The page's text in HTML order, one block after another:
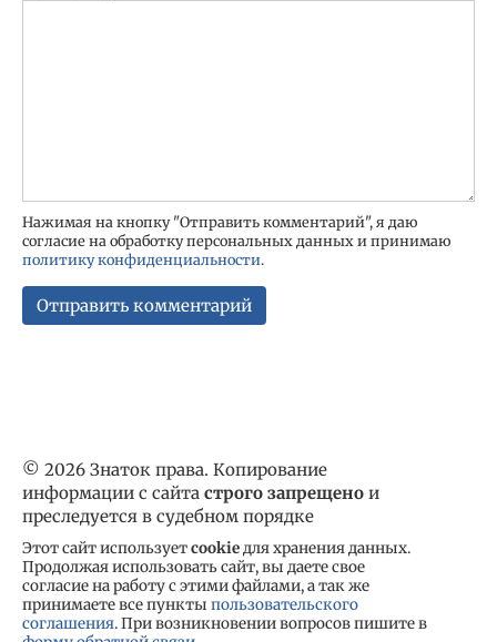
Нажимая на кнопку "Отправить комментарий", я даю
согласие на обработку персональных данных и принимаю
политику конфиденциальности.
© 2026 Знаток права. Копирование
информации с сайта строго запрещено и
преследуется в судебном порядке
Этот сайт используетcookieдля хранения данных.
Продолжая использовать сайт, вы даете свое
согласие на работу с этими файлами, а так же
принимаете все пункты пользовательского
соглашения. При возникновении вопросов пишите в